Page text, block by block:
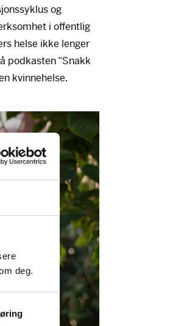
deg.
og
i offentlig
helse ikke lenger
podkasten “Snakk
kvinnehelse.